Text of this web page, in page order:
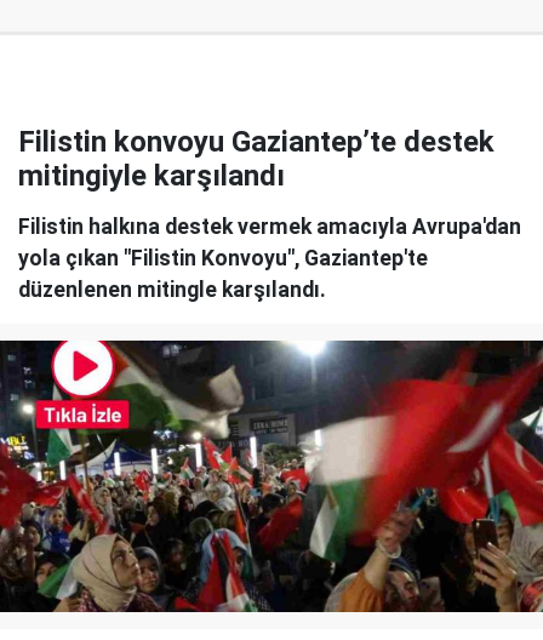
Filistin konvoyu Gaziantep’te destek
mitingiyle karşılandı
Filistin halkına destek vermek amacıyla Avrupa'dan
yola çıkan "Filistin Konvoyu", Gaziantep'te
düzenlenen mitingle karşılandı.